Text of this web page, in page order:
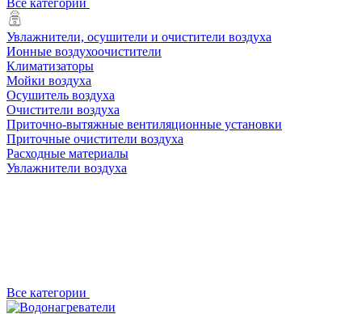
Все категории
Увлажнители, осушители и очистители воздуха
Ионные воздухоочистители
Климатизаторы
Мойки воздуха
Осушитель воздуха
Очистители воздуха
Приточно-вытяжные вентиляционные установки
Приточные очистители воздуха
Расходные материалы
Увлажнители воздуха
Все категории